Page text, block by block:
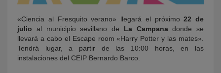
«Ciencia al Fresquito verano» llegará el próximo22 de
julio al municipio sevillano de La Campanadonde se
llevará a cabo el Escape room «Harry Potter y las mates».
Tendrá lugar, a partir de las 10:00 horas, en las
instalaciones del CEIP Bernardo Barco.